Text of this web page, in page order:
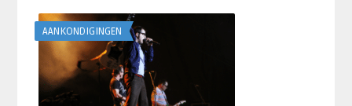
AANKONDIGINGEN